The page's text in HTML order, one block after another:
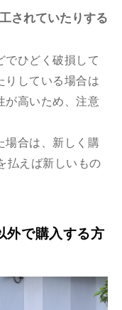
されていたりする
でひどく破損して
りしている場合は
が高いため、注意
場合は、新しく購
払えば新しいもの
外で購入する方